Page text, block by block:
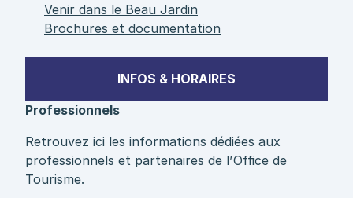
Venir dans le Beau Jardin
Brochures et documentation
INFOS & HORAIRES
Professionnels
Retrouvez ici les informations dédiées aux
professionnels et partenaires de l’Office de
Tourisme.